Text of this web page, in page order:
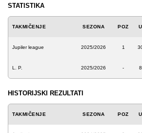
STATISTIKA
TAKMIČENJE SEZONA POZ U
Jupiler league 2025/2026 1
L. P. 2025/2026 - 8
HISTORIJSKI REZULTATI
TAKMIČENJE SEZONA POZ U